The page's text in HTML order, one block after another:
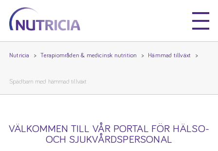
Nutricia
Nutricia
Nutricia Terapiområden & medicinsk nutrition Hämmad tillväxt
Spädbarn med hämmad tillväxt
VÄLKOMMEN TILL VÅR PORTAL FÖR HÄLSO-
OCH SJUKVÅRDSPERSONAL